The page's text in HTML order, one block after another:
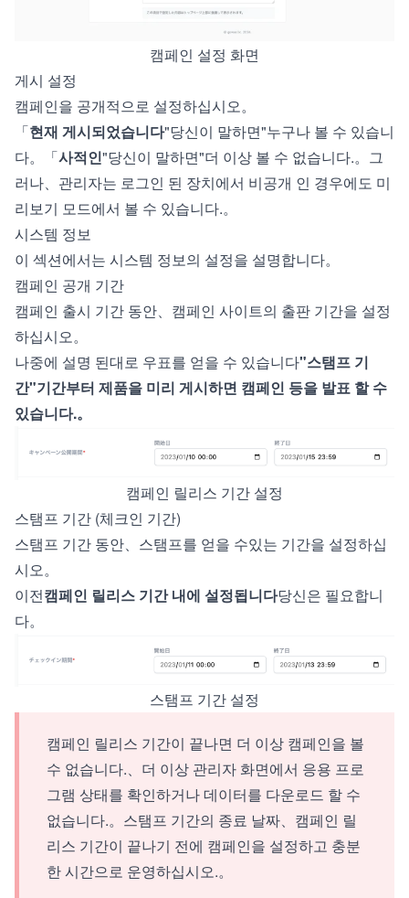
캠페인 설정 화면
게시 설정
캠페인을 공개적으로 설정하십시오。
「현재 게시되었습니다"당신이 말하면"누구나 볼 수 있습니
다。「사적인"당신이 말하면"더 이상 볼 수 없습니다.。그
러나、관리자는 로그인 된 장치에서 비공개 인 경우에도 미
리보기 모드에서 볼 수 있습니다.。
시스템 정보
이 섹션에서는 시스템 정보의 설정을 설명합니다。
캠페인 공개 기간
캠페인 출시 기간 동안、캠페인 사이트의 출판 기간을 설정
하십시오。
나중에 설명 된대로 우표를 얻을 수 있습니다"스탬프 기
간"기간부터 제품을 미리 게시하면 캠페인 등을 발표 할 수
있습니다.。
캠페인 릴리스 기간 설정
스탬프 기간 (체크인 기간)
스탬프 기간 동안、스탬프를 얻을 수있는 기간을 설정하십
시오。
이전캠페인 릴리스 기간 내에 설정됩니다당신은 필요합니
다。
스탬프 기간 설정
캠페인 릴리스 기간이 끝나면 더 이상 캠페인을 볼
수 없습니다.、더 이상 관리자 화면에서 응용 프로
그램 상태를 확인하거나 데이터를 다운로드 할 수
없습니다.。스탬프 기간의 종료 날짜、캠페인 릴
리스 기간이 끝나기 전에 캠페인을 설정하고 충분
한 시간으로 운영하십시오.。